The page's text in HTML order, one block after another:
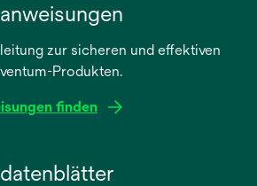
zur sicheren und effektiven
Produkten.
finden